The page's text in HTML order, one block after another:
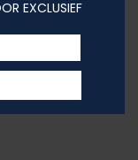
EXCLUSIEF